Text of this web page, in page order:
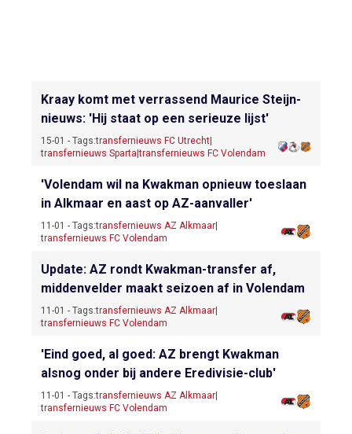
Kraay komt met verrassend Maurice Steijn-
nieuws: 'Hij staat op een serieuze lijst'
15-01 - Tags:transfernieuws FC Utrecht
transfernieuws Sparta |transfernieuws FC Volendam
'Volendam wil na Kwakman opnieuw toeslaan
in Alkmaar en aast op AZ-aanvaller'
11-01 - Tags:transfernieuws AZ Alkmaar
transfernieuws FC Volendam
Update: AZ rondt Kwakman-transfer af,
middenvelder maakt seizoen af in Volendam
11-01 - Tags:transfernieuws AZ Alkmaar
transfernieuws FC Volendam
'Eind goed, al goed: AZ brengt Kwakman
alsnog onder bij andere Eredivisie-club'
11-01 - Tags:transfernieuws AZ Alkmaar
transfernieuws FC Volendam